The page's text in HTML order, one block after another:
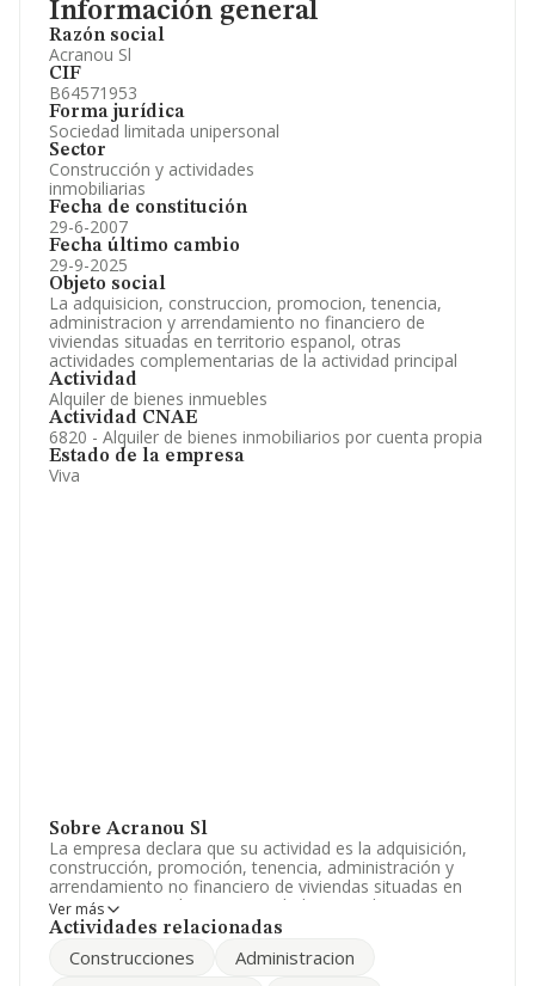
Información general
Razón social
Acranou Sl
CIF
B64571953
Forma jurídica
Sociedad limitada unipersonal
Sector
Construcción y actividades
inmobiliarias
Fecha de constitución
29-6-2007
Fecha último cambio
29-9-2025
Objeto social
La adquisicion, construccion, promocion, tenencia,
administracion y arrendamiento no financiero de
viviendas situadas en territorio espanol, otras
actividades complementarias de la actividad principal
Actividad
Alquiler de bienes inmuebles
Actividad CNAE
6820 - Alquiler de bienes inmobiliarios por cuenta propia
Estado de la empresa
Viva
Sobre Acranou Sl
La empresa declara que su actividad es la adquisición,
construcción, promoción, tenencia, administración y
arrendamiento no financiero de viviendas situadas en
territorio español, otras actividades complementarias
de la actividad principal. La empresa está registrada
de bienes inmobiliarios por cuenta propia'. No realiza
Ver más
Actividades relacionadas
Construcciones
Administracion